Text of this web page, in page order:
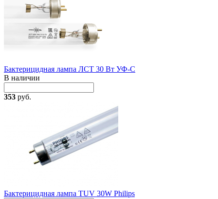
Бактерицидная лампа ЛСТ 30 Вт УФ-С
В наличии
353 руб.
Бактерицидная лампа TUV 30W Philips